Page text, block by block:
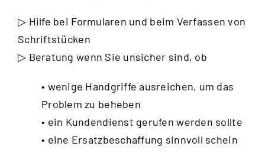
▷ Hilfe bei Formularen und beim Verfassen von
Schriftstücken
▷ Beratung wenn Sie unsicher sind, ob
• wenige Handgriffe ausreichen, um das
Problem zu beheben
• ein Kundendienst gerufen werden sollte
• eine Ersatzbeschaffung sinnvoll schein